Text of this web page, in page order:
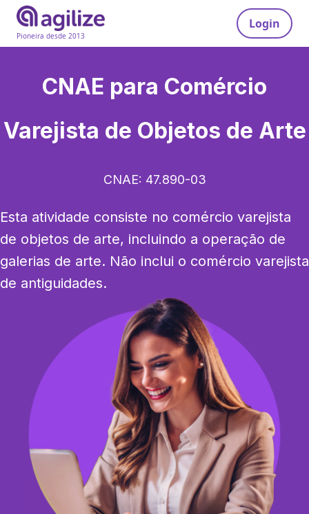
Pioneira desde 2013
Login
CNAE para Comércio
Varejista de Objetos de Arte
CNAE: 47.890-03
Esta atividade consiste no comércio varejista
de objetos de arte, incluindo a operação de
galerias de arte. Não inclui o comércio varejista
de antiguidades.